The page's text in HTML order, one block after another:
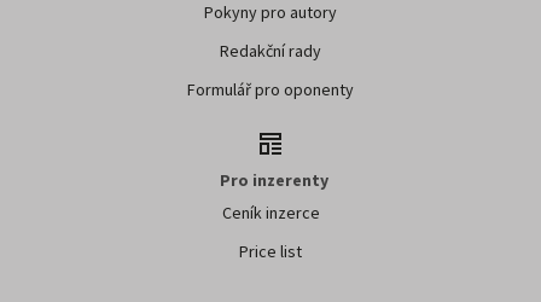
Pokyny pro autory
Redakční rady
Formulář pro oponenty
Pro inzerenty
Ceník inzerce
Price list